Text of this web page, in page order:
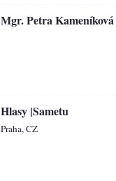
Mgr. Petra Kameníková
Hlasy |Sametu
Praha, CZ